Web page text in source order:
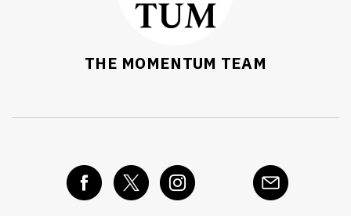
THE MOMENTUM TEAM